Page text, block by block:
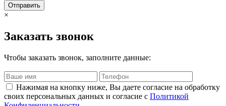
Отправить
×
Заказать звонок
Чтобы заказать звонок, заполните данные:
Нажимая на кнопку ниже, Вы даете согласие на обработку
своих персональных данных и согласие с Политикой